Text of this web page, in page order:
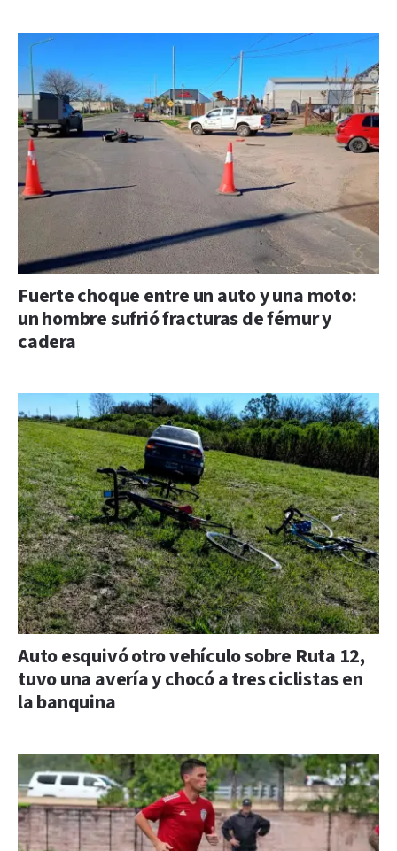
Fuerte choque entre un auto y una moto:
un hombre sufrió fracturas de fémur y
cadera
Auto esquivó otro vehículo sobre Ruta 12,
tuvo una avería y chocó a tres ciclistas en
la banquina